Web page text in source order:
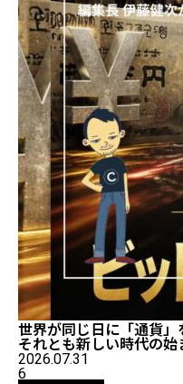
世界が同じ日に「通貨
それとも新しい時代の
2026.07.31
6